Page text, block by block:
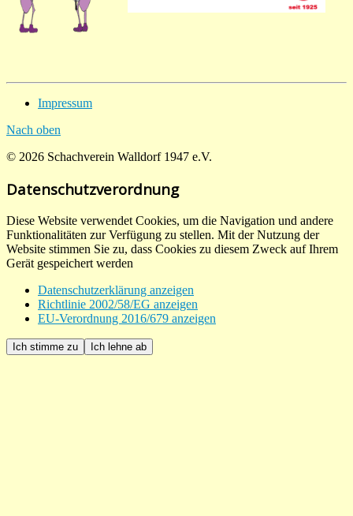
Impressum
Nach oben
© 2026 Schachverein Walldorf 1947 e.V.
Datenschutzverordnung
Diese Website verwendet Cookies, um die Navigation und andere
Funktionalitäten zur Verfügung zu stellen. Mit der Nutzung der
Website stimmen Sie zu, dass Cookies zu diesem Zweck auf Ihrem
Gerät gespeichert werden
Datenschutzerklärung anzeigen
Richtlinie 2002/58/EG anzeigen
EU-Verordnung 2016/679 anzeigen
Ich stimme zu Ich lehne ab